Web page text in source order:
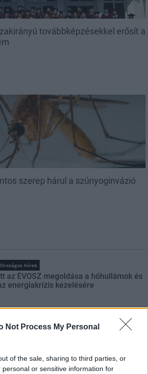
Not Process My Personal
of the sale, sharing to third parties, or
personal or sensitive information for
továbbképzésekkel erősít a
szerep hárul a szúnyoginvázió
Országos hírek
az ÉVOSZ megoldása a hőhullámok és
energiakrízis kezelésére
Országos hírek
tudni kell